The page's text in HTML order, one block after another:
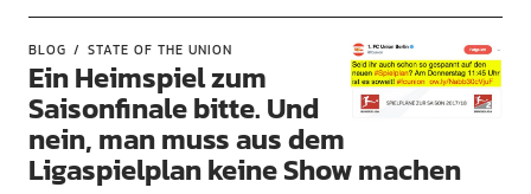
BLOG STATE OF THE UNION
Ein Heimspiel zum
Saisonfinale bitte. Und
nein, man muss aus dem
Ligaspielplan keine Show machen